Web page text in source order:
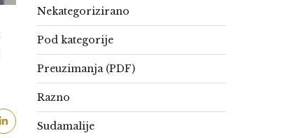
Nekategorizirano
Pod kategorije
Preuzimanja (PDF)
Razno
Sudamalije